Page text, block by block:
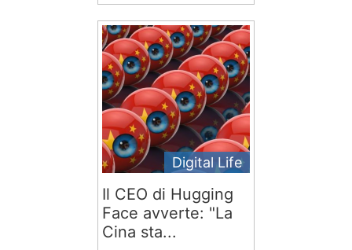
Digital Life
Il CEO di Hugging
Face avverte: "La
Cina sta...